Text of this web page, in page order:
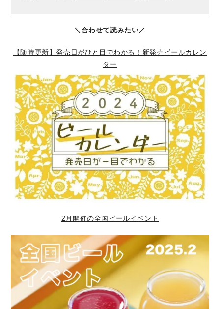
＼合わせて読みたい／
【随時更新】発売日がひと目でわかる！新発売ビールカレン
ダー
2月開催の全国ビールイベント